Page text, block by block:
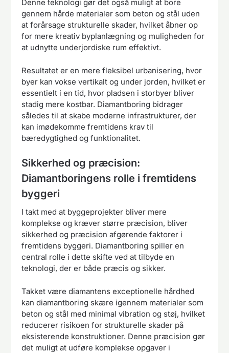
Denne teknologi gør det også muligt at bore
gennem hårde materialer som beton og stål uden
at forårsage strukturelle skader, hvilket åbner op
for mere kreativ byplanlægning og muligheden for
at udnytte underjordiske rum effektivt.
Resultatet er en mere fleksibel urbanisering, hvor
byer kan vokse vertikalt og under jorden, hvilket er
essentielt i en tid, hvor pladsen i storbyer bliver
stadig mere kostbar. Diamantboring bidrager
således til at skabe moderne infrastrukturer, der
kan imødekomme fremtidens krav til
bæredygtighed og funktionalitet.
Sikkerhed og præcision:
Diamantboringens rolle i fremtidens
byggeri
I takt med at byggeprojekter bliver mere
komplekse og kræver større præcision, bliver
sikkerhed og præcision afgørende faktorer i
fremtidens byggeri. Diamantboring spiller en
central rolle i dette skifte ved at tilbyde en
teknologi, der er både præcis og sikker.
Takket være diamantens exceptionelle hårdhed
kan diamantboring skære igennem materialer som
beton og stål med minimal vibration og støj, hvilket
reducerer risikoen for strukturelle skader på
eksisterende konstruktioner. Denne præcision gør
det muligt at udføre komplekse opgaver i